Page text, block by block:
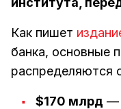
Как пишет
банка, основные
распределяются
$170 млрд —